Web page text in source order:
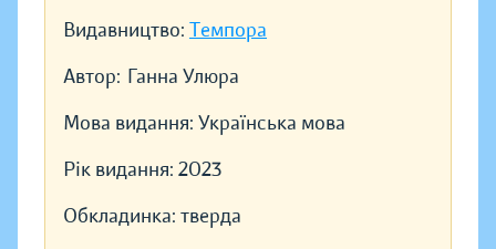
Видавництво: Темпора
Автор: Ганна Улюра
Мова видання: Українська мова
Рік видання: 2023
Обкладинка: тверда